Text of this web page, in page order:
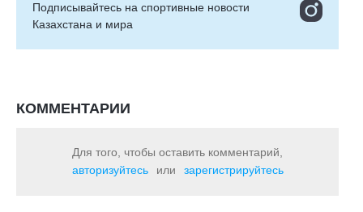
Подписывайтесь на cпортивные новости
Казахстана и мира
КОММЕНТАРИИ
Для того, чтобы оставить комментарий,
авторизуйтесь
или зарегистрируйтесь